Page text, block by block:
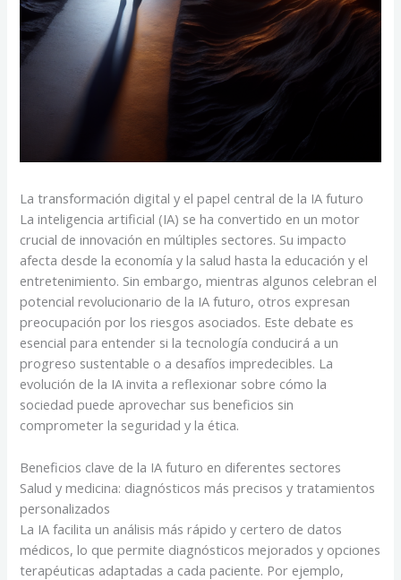
La transformación digital y el papel central de la IA futuro
La inteligencia artificial (IA) se ha convertido en un motor
crucial de innovación en múltiples sectores. Su impacto
afecta desde la economía y la salud hasta la educación y el
entretenimiento. Sin embargo, mientras algunos celebran el
potencial revolucionario de la IA futuro, otros expresan
preocupación por los riesgos asociados. Este debate es
esencial para entender si la tecnología conducirá a un
progreso sustentable o a desafíos impredecibles. La
evolución de la IA invita a reflexionar sobre cómo la
sociedad puede aprovechar sus beneficios sin
comprometer la seguridad y la ética.
Beneficios clave de la IA futuro en diferentes sectores
Salud y medicina: diagnósticos más precisos y tratamientos
personalizados
La IA facilita un análisis más rápido y certero de datos
médicos, lo que permite diagnósticos mejorados y opciones
terapéuticas adaptadas a cada paciente. Por ejemplo,